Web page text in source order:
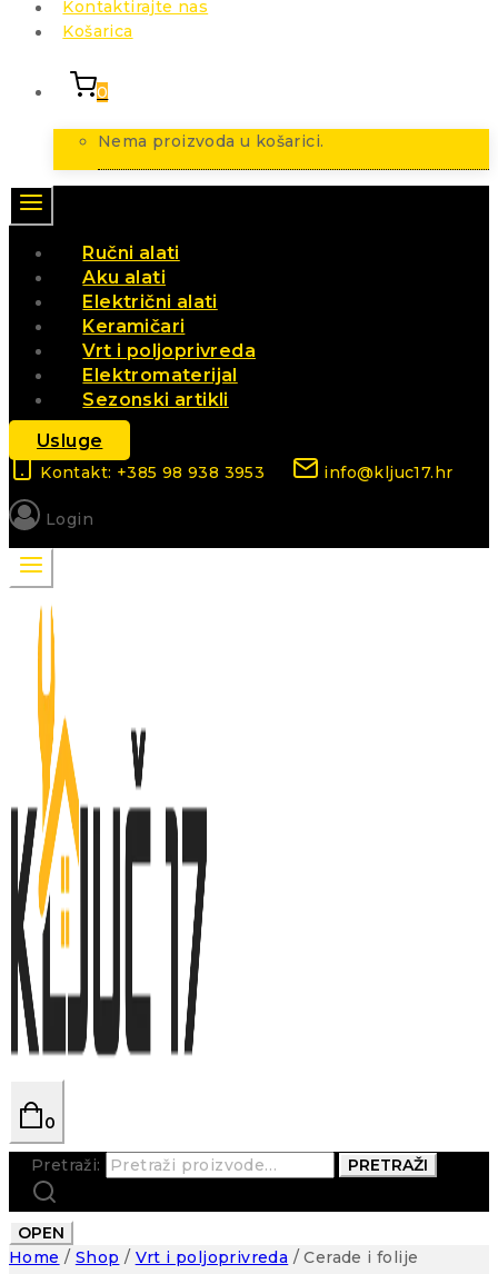
Kontaktirajte nas
Košarica
0
Nema proizvoda u košarici.
Ručni alati
Aku alati
Električni alati
Keramičari
Vrt i poljoprivreda
Elektromaterijal
Sezonski artikli
Usluge
Kontakt: +385 98 938 3953 info@kljuc17.hr
Login
0
Pretraži: PRETRAŽI
OPEN
Home / Shop / Vrt i poljoprivreda / Cerade i folije